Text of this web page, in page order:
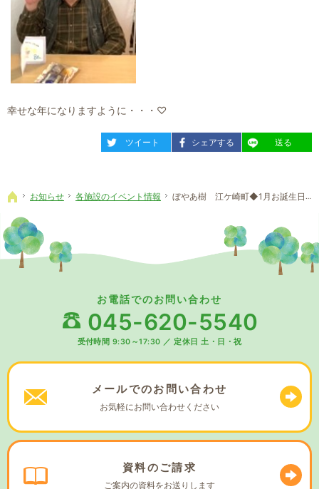
幸せな年になりますように・・・♡
entry2153
ツイート entry2153
シェアする entry2153
送る
ホーム
お知らせ 各施設のイベント情報 ぼやあ樹 江ケ崎町◆1月お誕生日会
お電話でのお問い合わせ
045-620-5540
受付時間 9:30～17:30 ／ 定休日 土・日・祝
メールでのお問い合わせ
お気軽にお問い合わせください
資料のご請求
ご案内の資料をお送りします